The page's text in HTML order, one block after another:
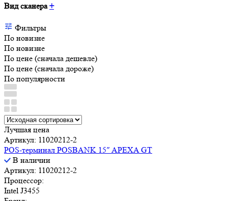
Вид сканера+
Фильтры
По новизне
По новизне
По цене (сначала дешевле)
По цене (сначала дороже)
По популярности
Лучшая цена
Артикул: 11020212-2
POS-терминал POSBANK 15″ APEXA GT
В наличии
Артикул: 11020212-2
Процессор:
Intel J3455